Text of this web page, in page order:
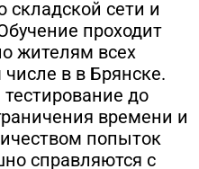
складской сети и
проходит
жителям всех
в в Брянске.
до
времени и
попыток
справляются с